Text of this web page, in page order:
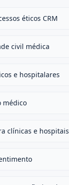
éticos CRM
civil médica
e hospitalares
médico
clínicas e hospitais